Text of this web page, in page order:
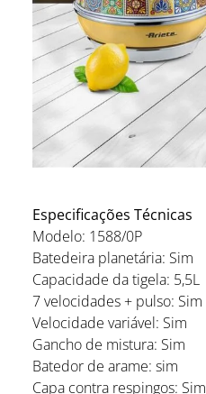
Especificações Técnicas
Modelo: 1588/0P
Batedeira planetária: Sim
Capacidade da tigela: 5,5L
7 velocidades + pulso: Sim
Velocidade variável: Sim
Gancho de mistura: Sim
Batedor de arame: sim
Capa contra respingos: Sim